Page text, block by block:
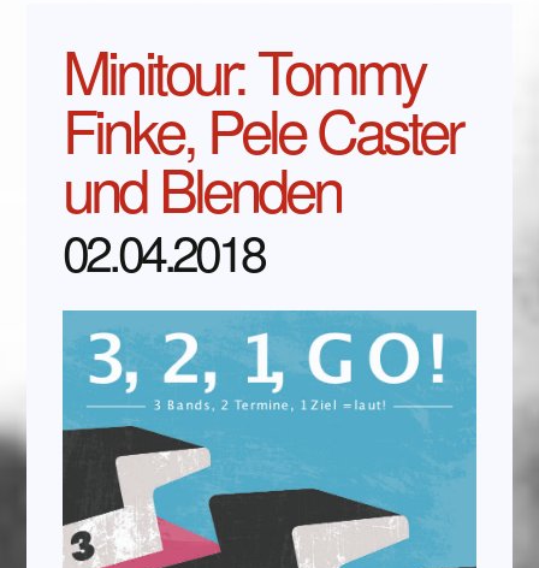
Minitour: Tommy
Finke, Pele Caster
und Blenden
02.04.2018